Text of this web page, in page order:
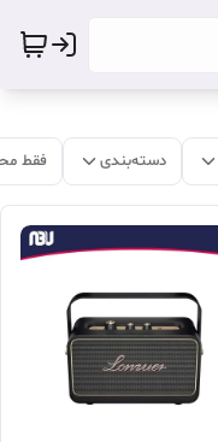
دسته‌بندی فقط